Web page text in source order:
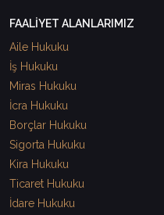
FAALİYET ALANLARIMIZ
Aile Hukuku
İş Hukuku
Miras Hukuku
İcra Hukuku
Borçlar Hukuku
Sigorta Hukuku
Kira Hukuku
Ticaret Hukuku
İdare Hukuku